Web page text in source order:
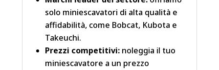
solo miniescavatori di alta qualità e
affidabilità, come Bobcat, Kubota e
Takeuchi.
Prezzi competitivi:noleggia il tuo
miniescavatore a un prezzo